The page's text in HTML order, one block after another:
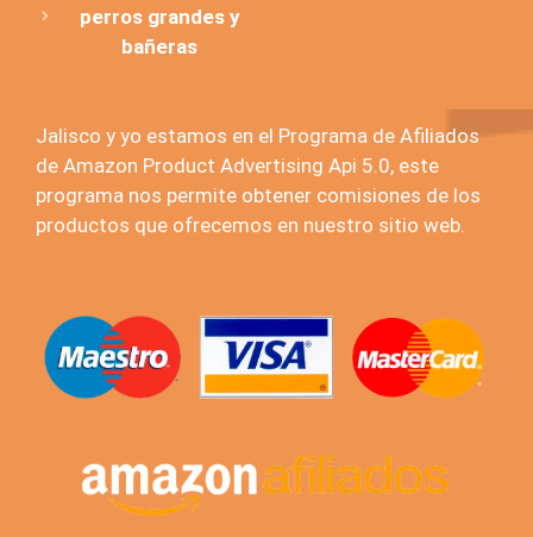
perros grandes y
bañeras
Jalisco y yo estamos en el Programa de Afiliados
de Amazon Product Advertising Api 5.0, este
programa nos permite obtener comisiones de los
productos que ofrecemos en nuestro sitio web.